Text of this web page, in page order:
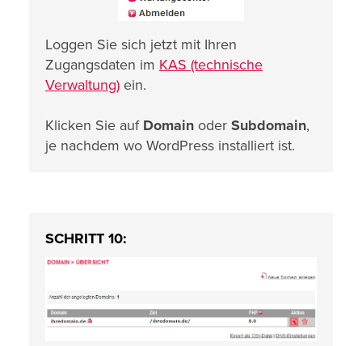
Loggen Sie sich jetzt mit Ihren
Zugangsdaten im KAS (technische
Verwaltung) ein.
Klicken Sie auf Domain oder Subdomain,
je nachdem wo WordPress installiert ist.
SCHRITT 10: